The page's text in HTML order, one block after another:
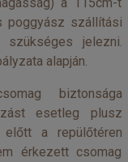
poggyász szállítási
szükséges jelezni.
alapján.
biztonsága
esetleg plusz
a repülőtéren
érkezett csomag